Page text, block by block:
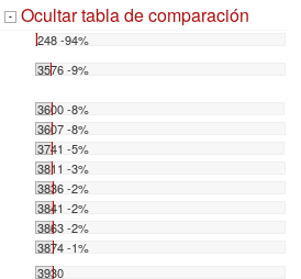
- Ocultar tabla de comparación
248 -94%
3576 -9%
3600 -8%
3607 -8%
3741 -5%
3811 -3%
3836 -2%
3841 -2%
3863 -2%
3874 -1%
3930